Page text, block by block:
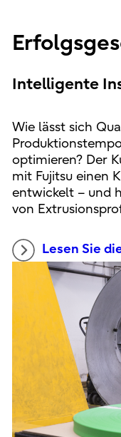
Intelligente
Wie lässt sich
optimieren? Der
mit Fujitsu einen
entwickelt – und
von
Lesen Sie